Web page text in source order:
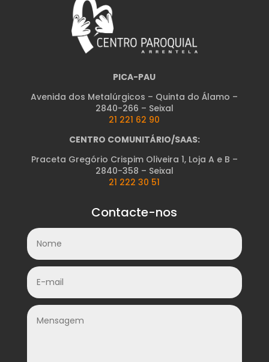
PICA-PAU
Avenida dos Metalúrgicos – Quinta do Álamo –
2840-266 – Seixal
21 221 62 90
CENTRO COMUNITÁRIO/SAAS:
Praceta Gregório Crispim Oliveira 1, Loja A e B –
2840-358 – Seixal
21 222 30 51
Contacte-nos